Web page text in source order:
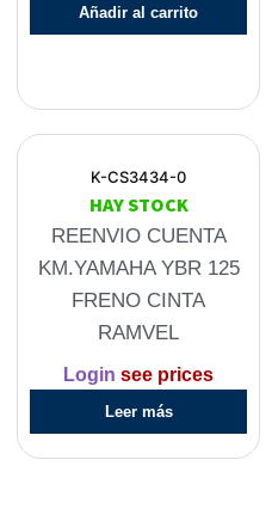
Añadir al carrito
K-CS3434-0
HAY STOCK
REENVIO CUENTA
KM.YAMAHA YBR 125
FRENO CINTA
RAMVEL
Login see prices
Leer más